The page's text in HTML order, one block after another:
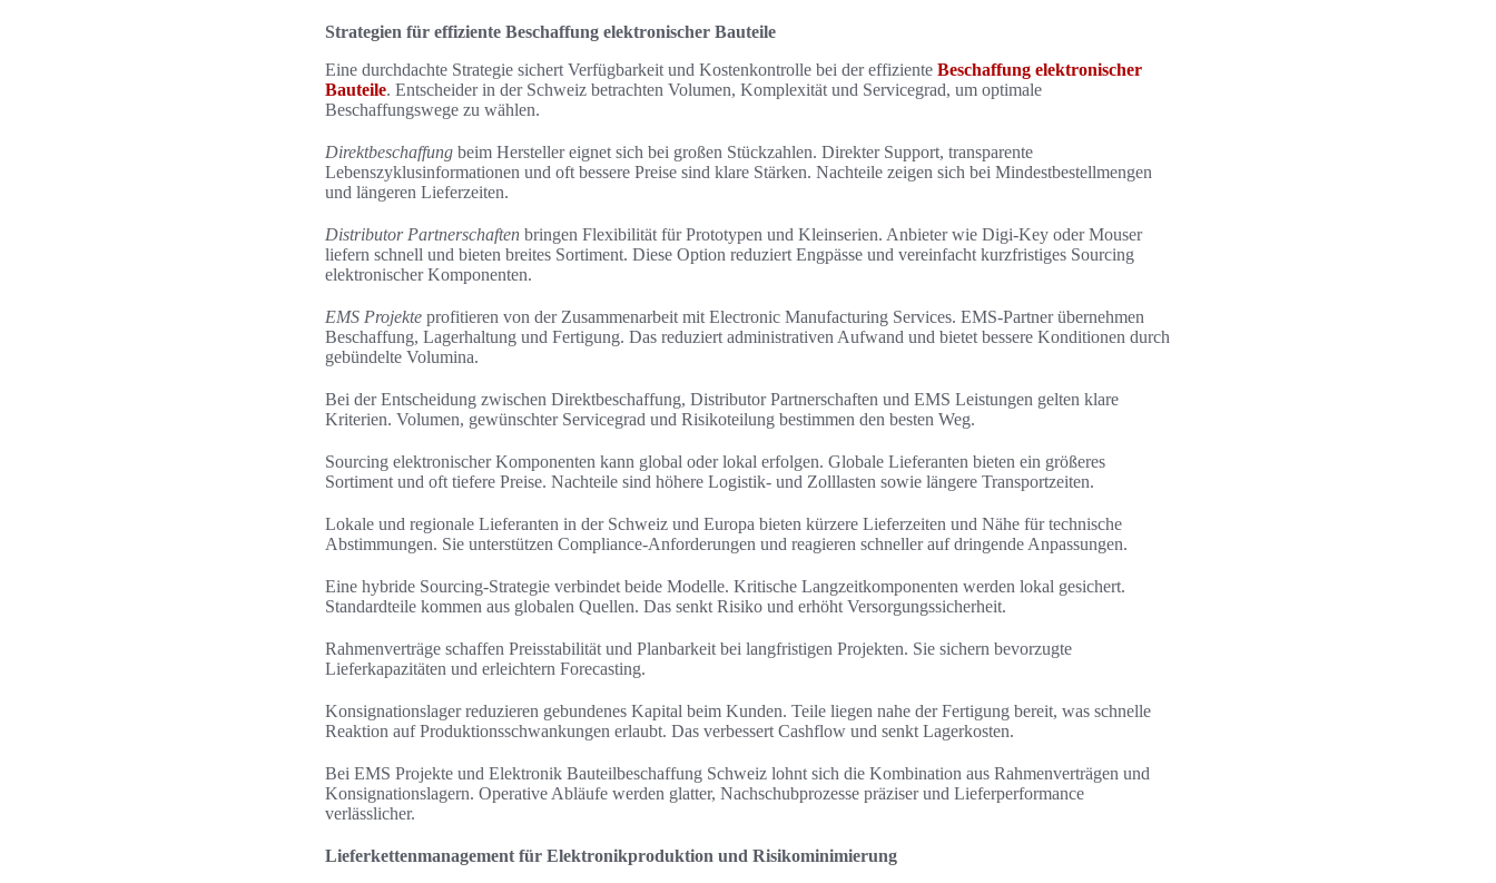
Strategien für effiziente Beschaffung elektronischer Bauteile
Eine durchdachte Strategie sichert Verfügbarkeit und Kostenkontrolle bei der effiziente Beschaffung elektronischer
Bauteile. Entscheider in der Schweiz betrachten Volumen, Komplexität und Servicegrad, um optimale
Beschaffungswege zu wählen.
Direktbeschaffung beim Hersteller eignet sich bei großen Stückzahlen. Direkter Support, transparente
Lebenszyklusinformationen und oft bessere Preise sind klare Stärken. Nachteile zeigen sich bei Mindestbestellmengen
und längeren Lieferzeiten.
Distributor Partnerschaften bringen Flexibilität für Prototypen und Kleinserien. Anbieter wie Digi-Key oder Mouser
liefern schnell und bieten breites Sortiment. Diese Option reduziert Engpässe und vereinfacht kurzfristiges Sourcing
elektronischer Komponenten.
EMS Projekte profitieren von der Zusammenarbeit mit Electronic Manufacturing Services. EMS-Partner übernehmen
Beschaffung, Lagerhaltung und Fertigung. Das reduziert administrativen Aufwand und bietet bessere Konditionen durch
gebündelte Volumina.
Bei der Entscheidung zwischen Direktbeschaffung, Distributor Partnerschaften und EMS Leistungen gelten klare
Kriterien. Volumen, gewünschter Servicegrad und Risikoteilung bestimmen den besten Weg.
Sourcing elektronischer Komponenten kann global oder lokal erfolgen. Globale Lieferanten bieten ein größeres
Sortiment und oft tiefere Preise. Nachteile sind höhere Logistik- und Zolllasten sowie längere Transportzeiten.
Lokale und regionale Lieferanten in der Schweiz und Europa bieten kürzere Lieferzeiten und Nähe für technische
Abstimmungen. Sie unterstützen Compliance-Anforderungen und reagieren schneller auf dringende Anpassungen.
Eine hybride Sourcing-Strategie verbindet beide Modelle. Kritische Langzeitkomponenten werden lokal gesichert.
Standardteile kommen aus globalen Quellen. Das senkt Risiko und erhöht Versorgungssicherheit.
Rahmenverträge schaffen Preisstabilität und Planbarkeit bei langfristigen Projekten. Sie sichern bevorzugte
Lieferkapazitäten und erleichtern Forecasting.
Konsignationslager reduzieren gebundenes Kapital beim Kunden. Teile liegen nahe der Fertigung bereit, was schnelle
Reaktion auf Produktionsschwankungen erlaubt. Das verbessert Cashflow und senkt Lagerkosten.
Bei EMS Projekte und Elektronik Bauteilbeschaffung Schweiz lohnt sich die Kombination aus Rahmenverträgen und
Konsignationslagern. Operative Abläufe werden glatter, Nachschubprozesse präziser und Lieferperformance
verlässlicher.
Lieferkettenmanagement für Elektronikproduktion und Risikominimierung